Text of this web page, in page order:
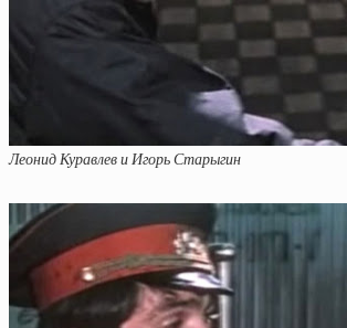
Леонид Куравлев и Игорь Старыгин